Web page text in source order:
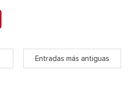
Entradas más antiguas